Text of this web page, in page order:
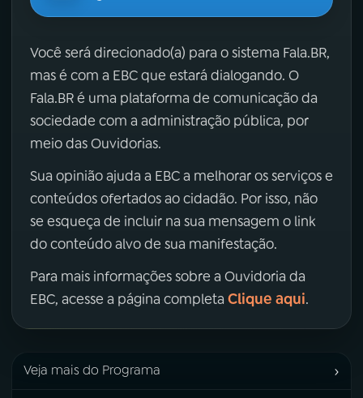
Você será direcionado(a) para o sistema Fala.BR,
mas é com a EBC que estará dialogando. O
Fala.BR é uma plataforma de comunicação da
sociedade com a administração pública, por
meio das Ouvidorias.
Sua opinião ajuda a EBC a melhorar os serviços e
conteúdos ofertados ao cidadão. Por isso, não
se esqueça de incluir na sua mensagem o link
do conteúdo alvo de sua manifestação.
Para mais informações sobre a Ouvidoria da
EBC, acesse a página completa Clique aqui.
Veja mais do Programa ›